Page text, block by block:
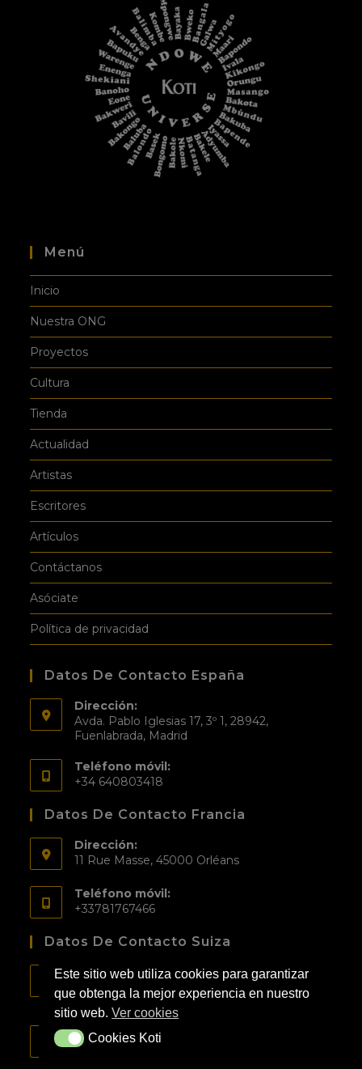
Menú
Inicio
Nuestra ONG
Proyectos
Cultura
Tienda
Actualidad
Artistas
Escritores
Artículos
Contáctanos
Asóciate
Política de privacidad
Datos De Contacto España
Dirección:
Avda. Pablo Iglesias 17, 3º 1, 28942,
Fuenlabrada, Madrid
Teléfono móvil:
+34 640803418
Datos De Contacto Francia
Dirección:
11 Rue Masse, 45000 Orléans
Teléfono móvil:
+33781767466
Datos De Contacto Suiza
Dirección:
Rue Alberto Giacometti 1, 1218 Le Grand–
Saconnex
Teléfono móvil:
+41792371335
Este sitio web utiliza cookies para garantizar
que obtenga la mejor experiencia en nuestro
sitio web.Ver cookies
Cookies Koti
Cookies Koti